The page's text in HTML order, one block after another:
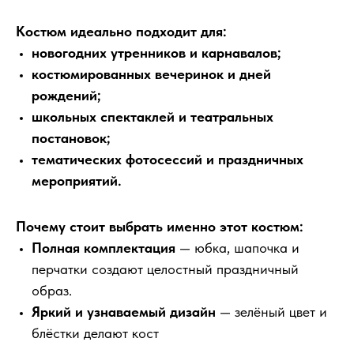
Костюм идеально подходит для:
новогодних утренников и карнавалов;
костюмированных вечеринок и дней
рождений;
школьных спектаклей и театральных
постановок;
тематических фотосессий и праздничных
мероприятий.
Почему стоит выбрать именно этот костюм:
Полная комплектация — юбка, шапочка и
перчатки создают целостный праздничный
образ.
Яркий и узнаваемый дизайн — зелёный цвет и
блёстки делают кост